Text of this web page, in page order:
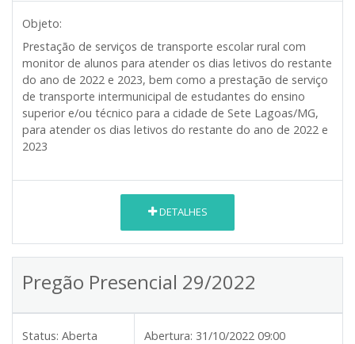
Objeto:
Prestação de serviços de transporte escolar rural com
monitor de alunos para atender os dias letivos do restante
do ano de 2022 e 2023, bem como a prestação de serviço
de transporte intermunicipal de estudantes do ensino
superior e/ou técnico para a cidade de Sete Lagoas/MG,
para atender os dias letivos do restante do ano de 2022 e
2023
DETALHES
Pregão Presencial 29/2022
Status: Aberta Abertura: 31/10/2022 09:00